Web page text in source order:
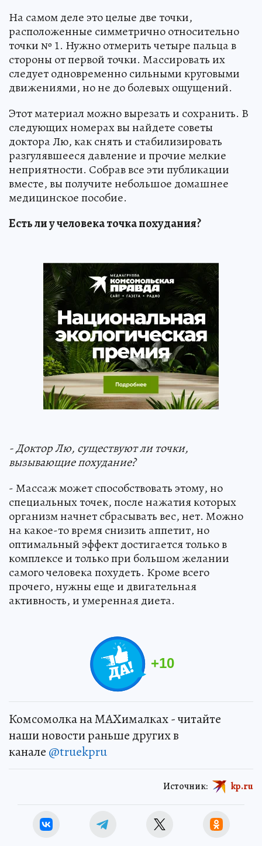
На самом деле это целые две точки,
расположенные симметрично относительно
точки № 1. Нужно отмерить четыре пальца в
стороны от первой точки. Массировать их
следует одновременно сильными круговыми
движениями, но не до болевых ощущений.
Этот материал можно вырезать и сохранить. В
следующих номерах вы найдете советы
доктора Лю, как снять и стабилизировать
разгулявшееся давление и прочие мелкие
неприятности. Собрав все эти публикации
вместе, вы получите небольшое домашнее
медицинское пособие.
Есть ли у человека точка похудания?
- Доктор Лю, существуют ли точки,
вызывающие похудание?
- Массаж может способствовать этому, но
специальных точек, после нажатия которых
организм начнет сбрасывать вес, нет. Можно
на какое-то время снизить аппетит, но
оптимальный эффект достигается только в
комплексе и только при большом желании
самого человека похудеть. Кроме всего
прочего, нужны еще и двигательная
активность, и умеренная диета.
+10
Комсомолка на MAXималках - читайте
наши новости раньше других в
канале @truekpru
Источник: kp.ru